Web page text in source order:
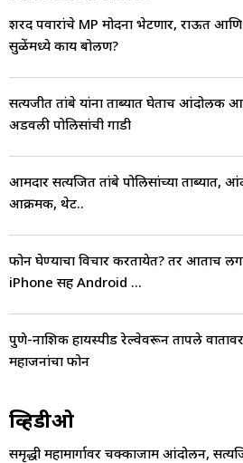
शरद पवारांचे MP मोदींना भेटणार, राऊत आणि
सुळेंमध्ये काय बोलण?
सत्यजीत तांबे यांना ताब्यात घेताच आंदोलक
अडवली पोलिसांची गाडी
आमदार सत्यजित तांबे पोलिसांच्या ताब्यात,
आक्रमक, थेट..
फोन घेण्याचा विचार करतायेत? तर आताच
iPhone सह Android ...
पुणे-नाशिक हायस्पीड रेल्वेवरून तापले
महाजनांचा फोन
व्हिडीओ
समृद्धी महामार्गावर चक्काजाम आंदोलन,